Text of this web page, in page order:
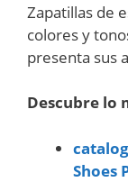
Zapatillas de
colores y
presenta sus
Descubre lo
Shoes